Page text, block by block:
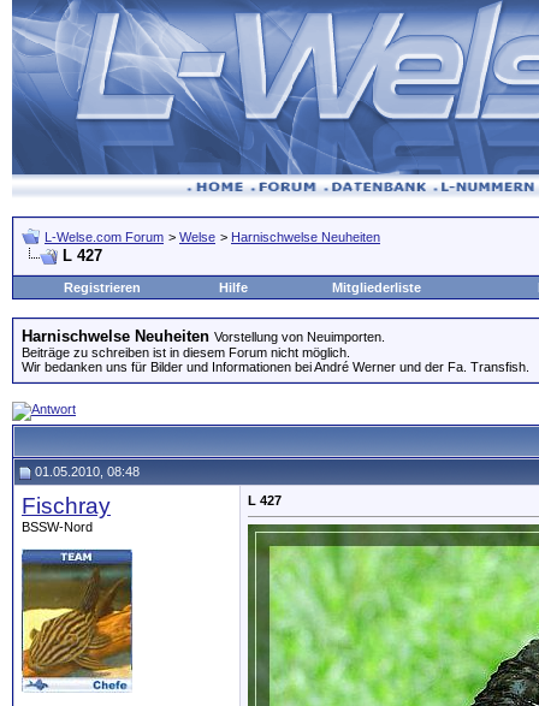
L-Welse.com Forum > Welse > Harnischwelse Neuheiten
L 427
Registrieren Hilfe Mitgliederliste
Harnischwelse Neuheiten Vorstellung von Neuimporten.
Beiträge zu schreiben ist in diesem Forum nicht möglich.
Wir bedanken uns für Bilder und Informationen bei André Werner und der Fa. Transfish.
01.05.2010, 08:48
Fischray
BSSW-Nord
L 427